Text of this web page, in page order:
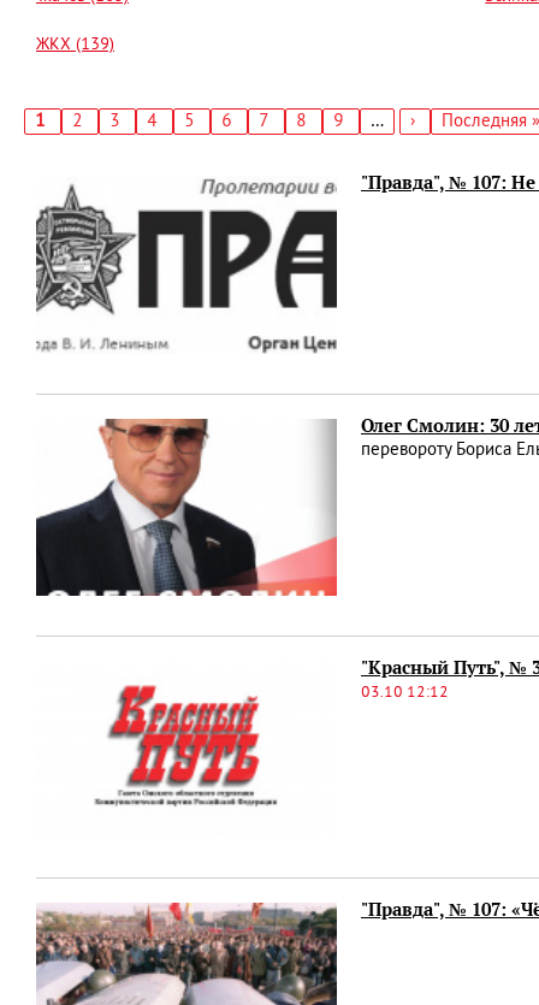
ЖКХ (139)
Текущая
1 Страница
2 Страница
3 Страница
4 Страница
5 Страница
6 Страница
7 Страница
8 Страница
9 …
Следующая
›
Последняя
Последняя »
"Правда", № 107:
Олег Смолин: 30
перевороту Бориса
"Красный Путь", №
03.10 12:12
"Правда", № 107: